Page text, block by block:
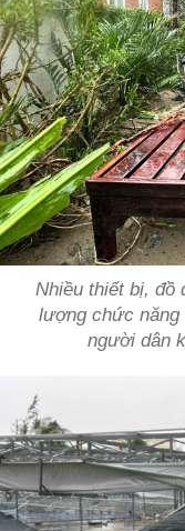
Nhiều thiết bị, đồ
lượng chức năng
người dân